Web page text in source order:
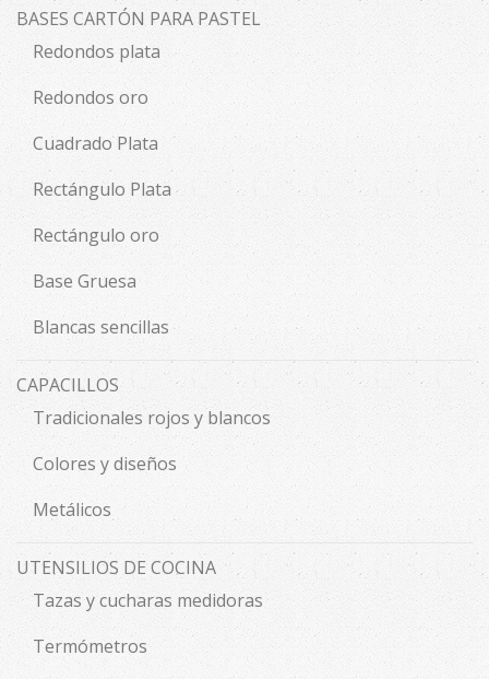
BASES CARTÓN PARA PASTEL
Redondos plata
Redondos oro
Cuadrado Plata
Rectángulo Plata
Rectángulo oro
Base Gruesa
Blancas sencillas
CAPACILLOS
Tradicionales rojos y blancos
Colores y diseños
Metálicos
UTENSILIOS DE COCINA
Tazas y cucharas medidoras
Termómetros